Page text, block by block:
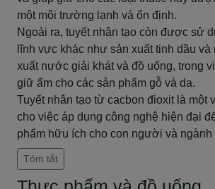
một môi trường lạnh và ổn định.
Ngoài ra, tuyết nhân tạo còn được sử
lĩnh vực khác như sản xuất tinh dầu và
xuất nước giải khát và đồ uống, trong
giữ ẩm cho các sản phẩm gỗ và da.
Tuyết nhân tạo từ cacbon đioxit là một
cho việc áp dụng công nghệ hiện đại
phẩm hữu ích cho con người và ngành
Tóm tắt